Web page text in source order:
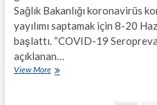
Sağlık Bakanlığı koronavirüs
yayılımı saptamak için 8-20
başlattı. “COVID-19
açıklanan…
View MoreAntikorTaraması’nın